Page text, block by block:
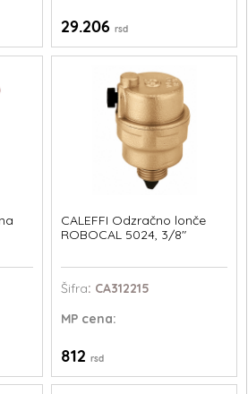
29.206 rsd
CALEFFI Odzračno lonče
ROBOCAL 5024, 3/8"
Šifra: CA312215
MPcena:
812 rsd